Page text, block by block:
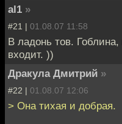
al1 »
#21 | 01.08.07 11:58
В ладонь тов. Гоблина,
входит. ))
Дракула Дмитрий »
#22 | 01.08.07 12:06
> Она тихая и добрая.